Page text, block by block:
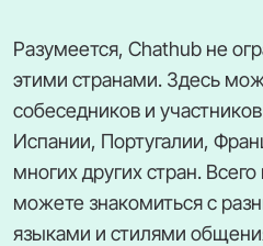
Разумеется, Chathub не
этими странами. Здесь
собеседников и
Испании, Португалии,
многих других стран.
можете знакомиться с
языками и стилями